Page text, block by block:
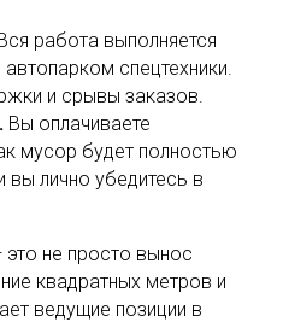
работа выполняется
спецтехники.
и срывы заказов.
Вы оплачиваете
мусор будет полностью
лично убедитесь в
не просто вынос
квадратных метров и
ведущие позиции в